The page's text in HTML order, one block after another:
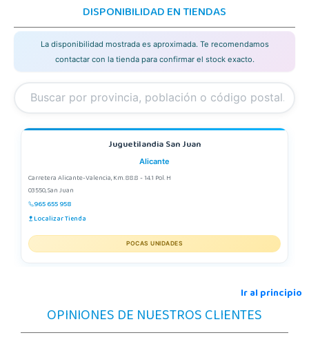
DISPONIBILIDAD EN TIENDAS
La disponibilidad mostrada es aproximada. Te recomendamos
contactar con la tienda para confirmar el stock exacto.
Juguetilandia San Juan
Alicante
Carretera Alicante-Valencia, Km. 88.8 - 14.1 Pol. H
03550, San Juan
965 655 958
Localizar Tienda
POCAS UNIDADES
Ir al principio
OPINIONES DE NUESTROS CLIENTES